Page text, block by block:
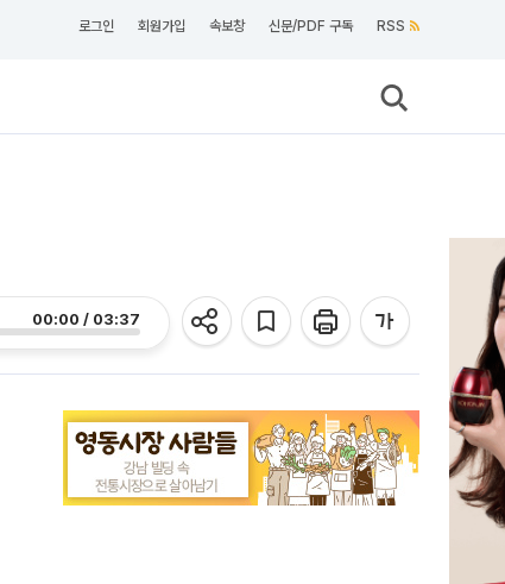
로그인 회원가입 속보창 신문/PDF 구독 RSS
00:00 / 03:37